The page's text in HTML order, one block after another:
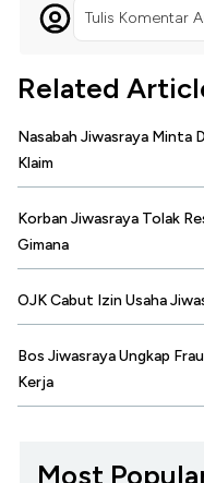
Tulis Komentar
Related
Nasabah Jiwasraya Minta
Klaim
Korban Jiwasraya Tolak
Gimana
OJK Cabut Izin Usaha
Bos Jiwasraya Ungkap
Kerja
Most